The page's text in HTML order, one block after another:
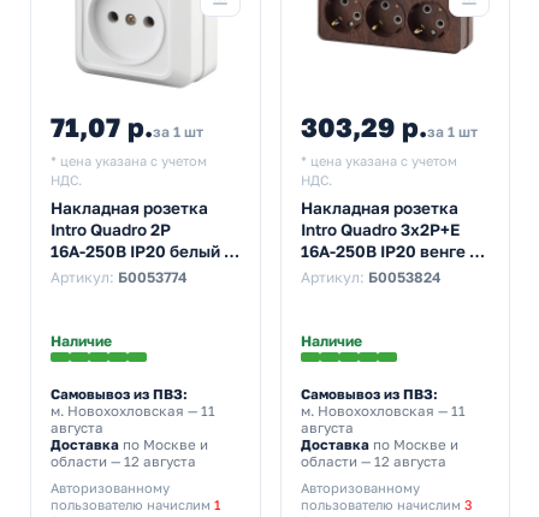
71,07 р.за 1 шт
* цена указана с учетом
НДС.
Накладная розетка
Intro Quadro 2P
16А-250В IP20 белый 2-
201-01
Артикул: Б0053774
Наличие
Самовывоз из ПВЗ:
м. Новохохловская — 11
августа
Доставка по Москве и
области — 12 августа
Авторизованному
пользователю начислим 1
303,29 р.за 1 шт
* цена указана с учетом
НДС.
Накладная розетка
Intro Quadro 3х2P+E
16А-250В IP20 венге 2-
206-10
Артикул: Б0053824
Наличие
Самовывоз из ПВЗ:
м. Новохохловская — 11
августа
Доставкапо Москве и
области — 12 августа
Авторизованному
пользователю начислим 3